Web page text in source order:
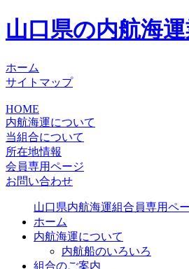
山口県の内航海
ホーム
サイトマップ
HOME
内航海運について
当組合について
所在地情報
会員専用ページ
お問い合わせ
山口県内航海運組合員専用ペ
ホーム
内航海運について
内航船のいろいろ
組合のご案内